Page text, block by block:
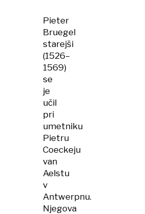
Pieter
Bruegel
starejši
(1526–
1569)
se
je
učil
pri
umetniku
Pietru
Coeckeju
van
Aelstu
v
Antwerpnu.
Njegova